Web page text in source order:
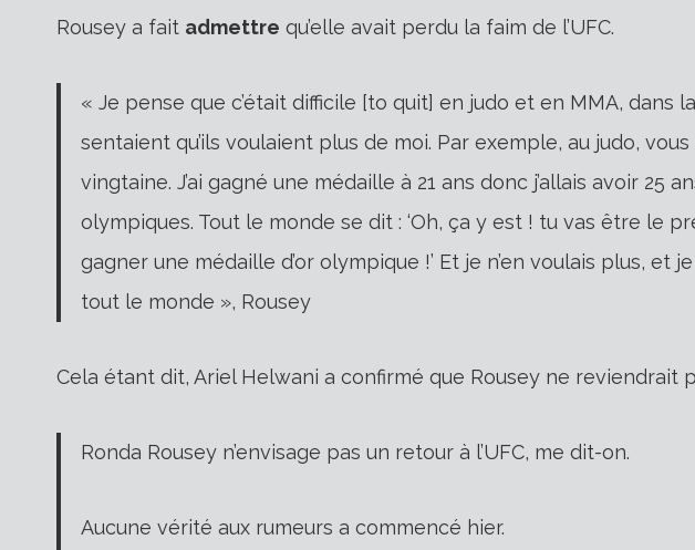
Rousey a fait admettre qu’elle avait perdu la faim de l’UFC.
« Je pense que c’était difficile [to quit] en judo et en MMA, dans
sentaient qu’ils voulaient plus de moi. Par exemple, au judo,
vingtaine. J’ai gagné une médaille à 21 ans donc j’allais avoir 25
olympiques. Tout le monde se dit : ‘Oh, ça y est ! tu vas être le
gagner une médaille d’or olympique !’ Et je n’en voulais plus, et
tout le monde », Rousey
Cela étant dit, Ariel Helwani a confirmé que Rousey ne reviendrait
Ronda Rousey n’envisage pas un retour à l’UFC, me dit-on.
Aucune vérité aux rumeurs a commencé hier.